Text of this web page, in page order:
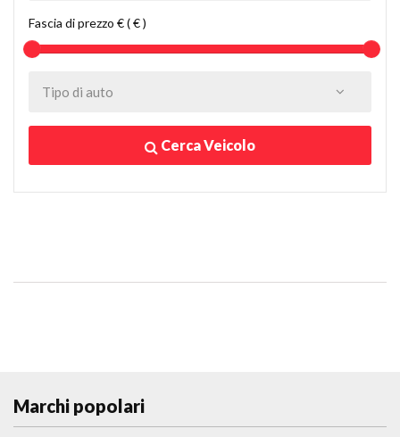
Fascia di prezzo € ( € )
Cerca Veicolo
Marchi popolari